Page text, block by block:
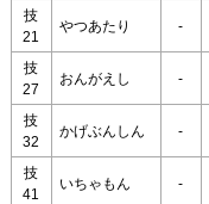
技
21
やつあたり -
技
27
おんがえし -
技
32
かげぶんしん -
技
41
いちゃもん -